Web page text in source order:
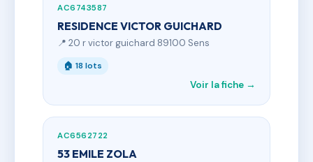
AC6743587
RESIDENCE VICTOR GUICHARD
📍 20 r victor guichard 89100 Sens
🏠 18 lots
Voir la fiche →
AC6562722
53 EMILE ZOLA